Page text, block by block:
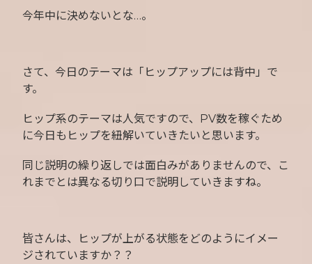
今年中に決めないとな…。
さて、今日のテーマは「ヒップアップには背中」で
す。
ヒップ系のテーマは人気ですので、PV数を稼ぐため
に今日もヒップを紐解いていきたいと思います。
同じ説明の繰り返しでは面白みがありませんので、こ
れまでとは異なる切り口で説明していきますね。
皆さんは、ヒップが上がる状態をどのようにイメー
ジされていますか？？